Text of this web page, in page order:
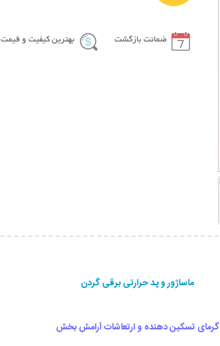
ضمانت بازگشت بهترین کیفیت و قیمت
ماساژور و پد حرارتی برقی گردن
گرمای تسکین دهنده و ارتعاشات آرامش بخش